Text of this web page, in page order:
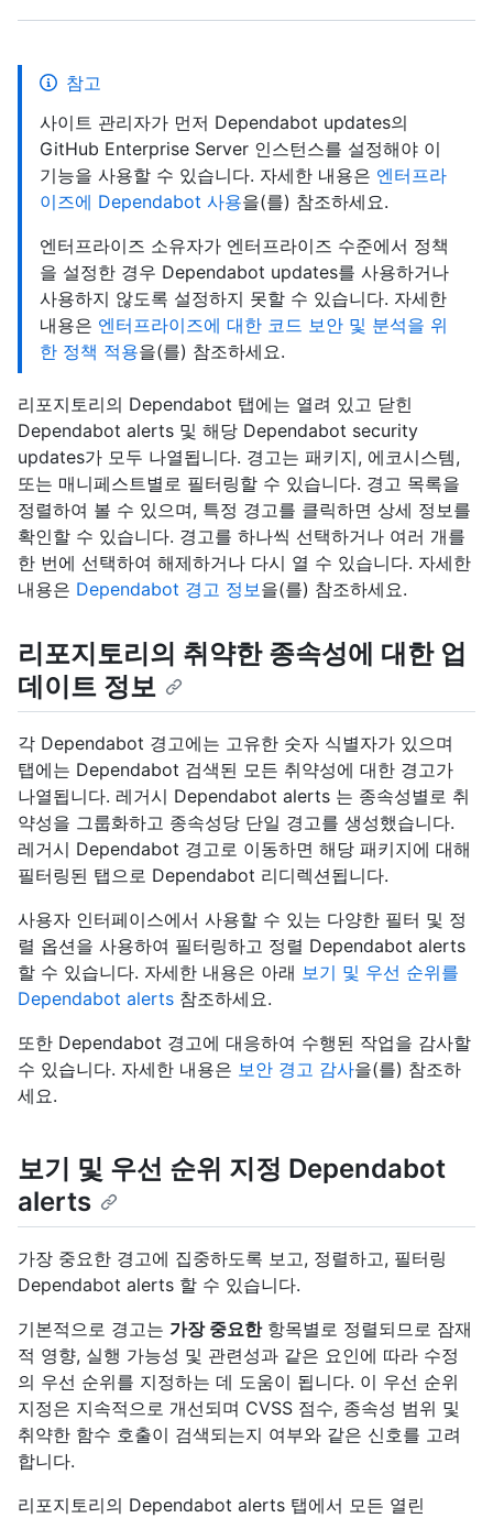
참고
사이트 관리자가 먼저 Dependabot updates의
GitHub Enterprise Server 인스턴스를 설정해야 이
기능을 사용할 수 있습니다. 자세한 내용은 엔터프라
이즈에 Dependabot 사용을(를) 참조하세요.
엔터프라이즈 소유자가 엔터프라이즈 수준에서 정책
을 설정한 경우 Dependabot updates를 사용하거나
사용하지 않도록 설정하지 못할 수 있습니다. 자세한
내용은 엔터프라이즈에 대한 코드 보안 및 분석을 위
한 정책 적용을(를) 참조하세요.
리포지토리의 Dependabot 탭에는 열려 있고 닫힌
Dependabot alerts 및 해당 Dependabot security
updates가 모두 나열됩니다. 경고는 패키지, 에코시스템,
또는 매니페스트별로 필터링할 수 있습니다. 경고 목록을
정렬하여 볼 수 있으며, 특정 경고를 클릭하면 상세 정보를
확인할 수 있습니다. 경고를 하나씩 선택하거나 여러 개를
한 번에 선택하여 해제하거나 다시 열 수 있습니다. 자세한
내용은 Dependabot 경고 정보을(를) 참조하세요.
리포지토리의 취약한 종속성에 대한 업
데이트 정보
각 Dependabot 경고에는 고유한 숫자 식별자가 있으며
탭에는 Dependabot 검색된 모든 취약성에 대한 경고가
나열됩니다. 레거시 Dependabot alerts 는 종속성별로 취
약성을 그룹화하고 종속성당 단일 경고를 생성했습니다.
레거시 Dependabot 경고로 이동하면 해당 패키지에 대해
필터링된 탭으로 Dependabot 리디렉션됩니다.
사용자 인터페이스에서 사용할 수 있는 다양한 필터 및 정
렬 옵션을 사용하여 필터링하고 정렬 Dependabot alerts
할 수 있습니다. 자세한 내용은 아래 보기 및 우선 순위를
Dependabot alerts 참조하세요.
또한 Dependabot 경고에 대응하여 수행된 작업을 감사할
수 있습니다. 자세한 내용은 보안 경고 감사을(를) 참조하
세요.
보기 및 우선 순위 지정 Dependabot
alerts
가장 중요한 경고에 집중하도록 보고, 정렬하고, 필터링
Dependabot alerts 할 수 있습니다.
기본적으로 경고는 가장 중요한항목별로 정렬되므로 잠재
적 영향, 실행 가능성 및 관련성과 같은 요인에 따라 수정
의 우선 순위를 지정하는 데 도움이 됩니다. 이 우선 순위
지정은 지속적으로 개선되며 CVSS 점수, 종속성 범위 및
취약한 함수 호출이 검색되는지 여부와 같은 신호를 고려
합니다.
리포지토리의 Dependabot alerts 탭에서 모든 열린